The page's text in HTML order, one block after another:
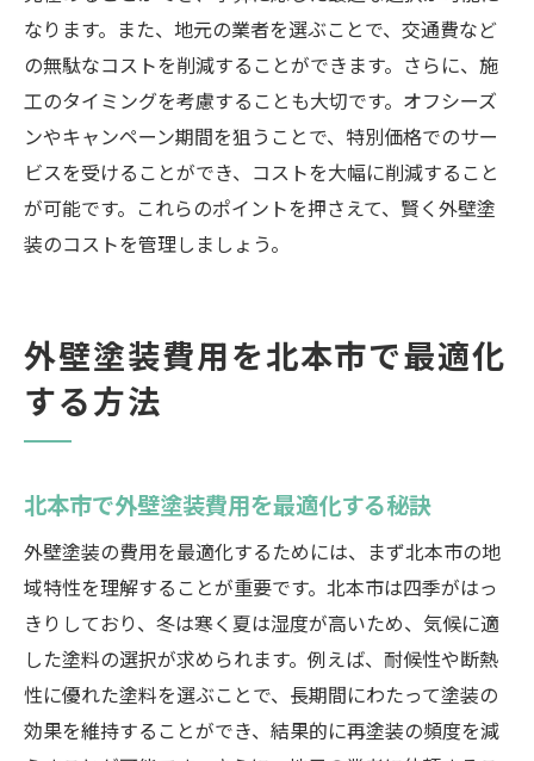
なります。また、地元の業者を選ぶことで、交通費など
の無駄なコストを削減することができます。さらに、施
工のタイミングを考慮することも大切です。オフシーズ
ンやキャンペーン期間を狙うことで、特別価格でのサー
ビスを受けることができ、コストを大幅に削減すること
が可能です。これらのポイントを押さえて、賢く外壁塗
装のコストを管理しましょう。
外壁塗装費用を北本市で最適化
する方法
北本市で外壁塗装費用を最適化する秘訣
外壁塗装の費用を最適化するためには、まず北本市の地
域特性を理解することが重要です。北本市は四季がはっ
きりしており、冬は寒く夏は湿度が高いため、気候に適
した塗料の選択が求められます。例えば、耐候性や断熱
性に優れた塗料を選ぶことで、長期間にわたって塗装の
効果を維持することができ、結果的に再塗装の頻度を減